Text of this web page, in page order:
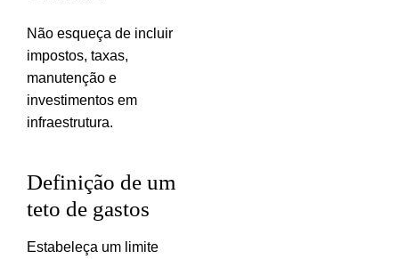
Não esqueça de incluir
impostos, taxas,
manutenção e
investimentos em
infraestrutura.
Definição de um
teto de gastos
Estabeleça um limite